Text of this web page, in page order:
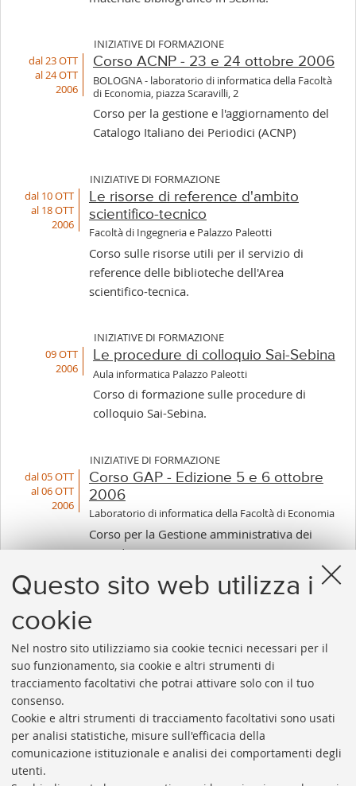
Questo sito web utilizza i
cookie
Nel nostro sito utilizziamo sia cookie tecnici necessari per il
suo funzionamento, sia cookie e altri strumenti di
tracciamento facoltativi che potrai attivare solo con il tuo
consenso.
Cookie e altri strumenti di tracciamento facoltativi sono usati
per analisi statistiche, misure sull'efficacia della
comunicazione istituzionale e analisi dei comportamenti degli
utenti.
INIZIATIVE DI FORMAZIONE
dal 23 OTT
al 24 OTT
2006
Corso ACNP - 23 e 24 ottobre 2006
BOLOGNA - laboratorio di informatica della Facoltà
di Economia, piazza Scaravilli, 2
Corso per la gestione e l'aggiornamento del
Catalogo Italiano dei Periodici (ACNP)
INIZIATIVE DI FORMAZIONE
dal 10 OTT
al 18 OTT
2006
Le risorse di reference d'ambito
scientifico-tecnico
Facoltà di Ingegneria e Palazzo Paleotti
Corso sulle risorse utili per il servizio di
reference delle biblioteche dell'Area
scientifico-tecnica.
INIZIATIVE DI FORMAZIONE
09 OTT
2006
Le procedure di colloquio Sai-Sebina
Aula informatica Palazzo Paleotti
Corso di formazione sulle procedure di
colloquio Sai-Sebina.
INIZIATIVE DI FORMAZIONE
dal 05 OTT
al 06 OTT
2006
Corso GAP - Edizione 5 e 6 ottobre
2006
Laboratorio di informatica della Facoltà di Economia
Corso per la Gestione amministrativa dei
periodici in ACNP (GAP).
«
Precedenti
12
elementi
Successivi
elementi
1
Rubrica di Ateneo
Rss